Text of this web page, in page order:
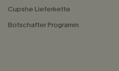
Cupshe Lieferkette
Botschafter Programm